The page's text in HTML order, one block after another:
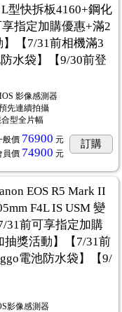
型快拆板4160+鋼化
指定加購優惠+滿2
【7/31前相機滿3
水袋】【9/30前登
影像感測器
先連續拍攝
合型全片幅
般價 76900 元
員價 74900 元
訂購
EOS R5 Mark II
F4L IS USM 變
31前可享指定加購
抽獎活動】【7/31前
電池防水袋】【9/
影像感測器